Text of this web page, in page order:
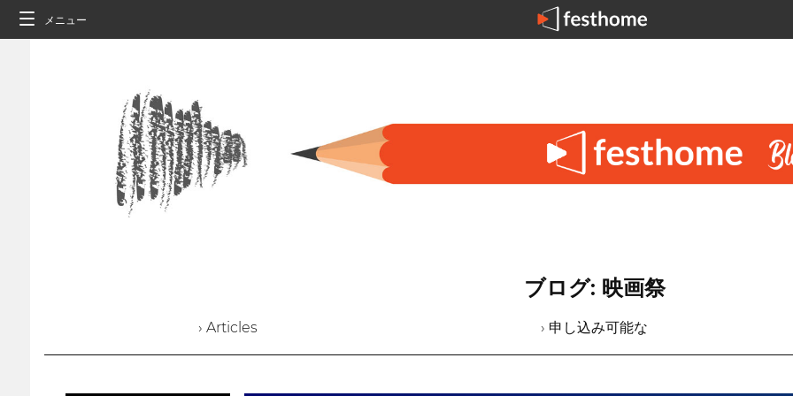
メニュー
ブログ: 映画祭
› Articles › 申し込み可能な